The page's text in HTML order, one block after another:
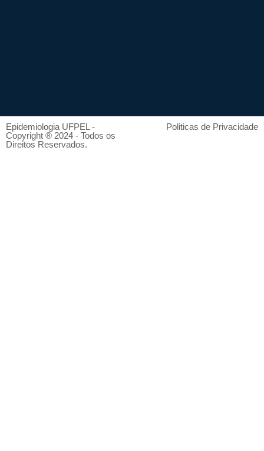
Epidemiologia UFPEL -
Copyright ® 2024 - Todos os
Direitos Reservados.
Politicas de Privacidade